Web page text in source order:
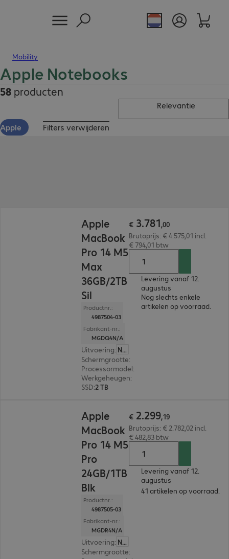
Mobility
Apple Notebooks
58 producten
Relevantie
Apple Filters verwijderen
Apple
MacBook
Pro 14 M5
Max
36GB/2TB
Sil
Productnr.:
4987504-03
Fabrikant-nr.:
MGDQ4N/A
Uitvoering:
Nederland
Schermgrootte:
Processormodel:
Werkgeheugen:
SSD:2 TB
€ 3.781,00
Brutoprijs: € 4.575,01 incl.
€ 794,01 btw
Levering vanaf 12.
augustus
Nog slechts enkele
artikelen op voorraad.
Apple
MacBook
Pro 14 M5
Pro
24GB/1TB
Blk
Productnr.:
4987505-03
Fabrikant-nr.:
MGDR4N/A
Uitvoering:
Nederland
Schermgrootte:
€ 2.299,19
Brutoprijs: € 2.782,02 incl.
€ 482,83 btw
Levering vanaf 12.
augustus
41 artikelen op voorraad.